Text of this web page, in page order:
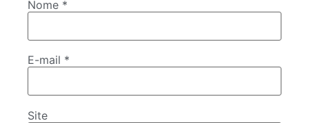
Nome *
E-mail *
Site